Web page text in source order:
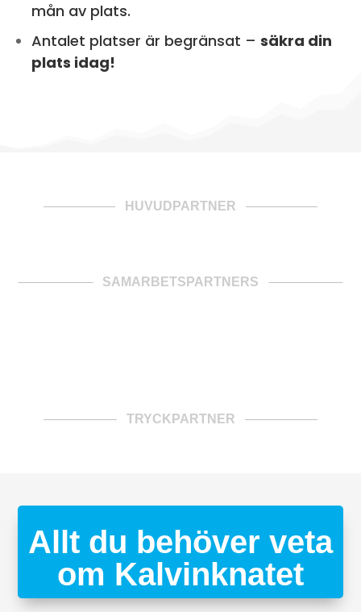
mån av plats.
Antalet platser är begränsat –säkra din
plats idag!
HUVUDPARTNER
SAMARBETSPARTNERS
TRYCKPARTNER
Allt du behöver veta
om Kalvinknatet